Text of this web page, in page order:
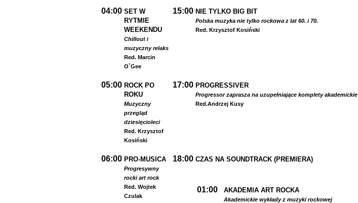
04:00 SET W
RYTMIE
WEEKENDU
Chillout i
muzyczny relaks
Red. Marcin
O`Gee
15:00 NIE TYLKO BIG BIT
Polska muzyka nie tylko rockowa z lat 60. i 70.
Red. Krzysztof Kosiński
05:00 ROCK PO
ROKU
Muzyczny
przegląd
dziesięcioleci
Red. Krzysztof
Kosiński
17:00 PROGRESSIVER
Progressor zaprasza na uzupełniające komplety akademickie
Red.Andrzej Kusy
06:00 PRO-MUSICA
Progresywny
rocki art rock
Red. Wojtek
Czulak
18:00 CZAS NA SOUNDTRACK (PREMIERA)
01:00 AKADEMIA ART ROCKA
Akademickie wykłady z muzyki rockowej